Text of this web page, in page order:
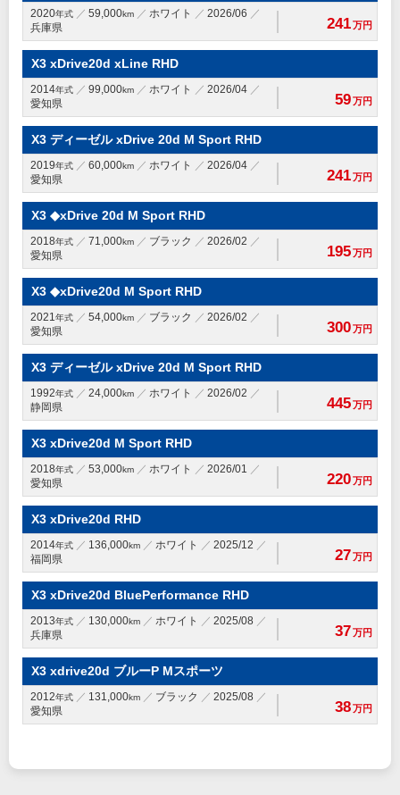
2020年式 59,000km ホワイト
2026/06
兵庫県
241万円
X3 xDrive20d xLine RHD
2014年式 99,000km ホワイト
2026/04
愛知県
59万円
X3 ディーゼル xDrive 20d M Sport RHD
2019年式 60,000km ホワイト
2026/04
愛知県
241万円
X3 ◆xDrive 20d M Sport RHD
2018年式 71,000km ブラック
2026/02
愛知県
195万円
X3 ◆xDrive20d M Sport RHD
2021年式 54,000km ブラック
2026/02
愛知県
300万円
X3 ディーゼル xDrive 20d M Sport RHD
1992年式 24,000km ホワイト
2026/02
静岡県
445万円
X3 xDrive20d M Sport RHD
2018年式 53,000km ホワイト
2026/01
愛知県
220万円
X3 xDrive20d RHD
2014年式 136,000km ホワイト
2025/12
福岡県
27万円
X3 xDrive20d BluePerformance RHD
2013年式 130,000km ホワイト
2025/08
兵庫県
37万円
X3 xdrive20d ブルーP Mスポーツ
2012年式 131,000km ブラック
2025/08
愛知県
38万円